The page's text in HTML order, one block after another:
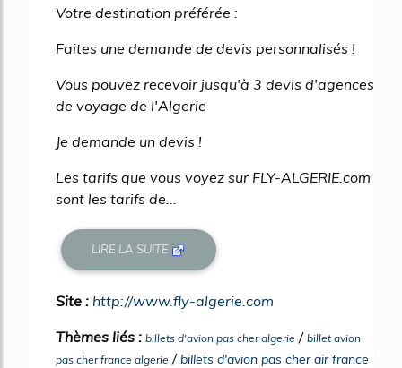
Votre destination préférée :
Faites une demande de devis personnalisés !
Vous pouvez recevoir jusqu'à 3 devis d'agences
de voyage de l'Algerie
Je demande un devis !
Les tarifs que vous voyez sur FLY-ALGERIE.com
sont les tarifs de...
LIRE LA SUITE
Site : http://www.fly-algerie.com
Thèmes liés : billets d'avion pas cher algerie / billet avion
pas cher france algerie /billets d'avion pas cher air france